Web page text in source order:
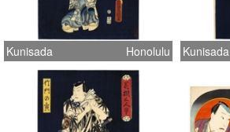
Kunisada Honolulu Kunisada